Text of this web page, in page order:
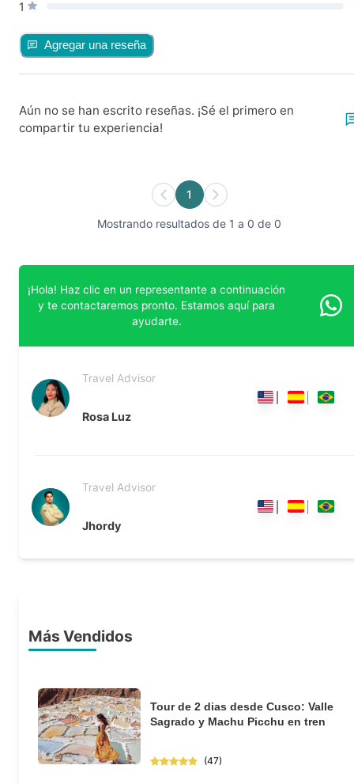
1
Agregar una reseña
Aún no se han escrito reseñas. ¡Sé el primero en
compartir tu experiencia!
1
Mostrando resultados de 1 a 0 de 0
¡Hola! Haz clic en un representante a continuación
y te contactaremos pronto. Estamos aquí para
ayudarte.
Travel Advisor
Rosa Luz
Travel Advisor
Jhordy
Más Vendidos
Tour de 2 dias desde Cusco: Valle
Sagrado y Machu Picchu en tren
(47)